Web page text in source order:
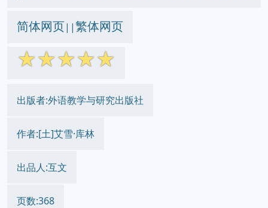
简体网页||繁体网页
☆☆☆☆☆
出版者:外语教学与研究出版社
作者:[土]艾雪·库林
出品人:互文
页数:368